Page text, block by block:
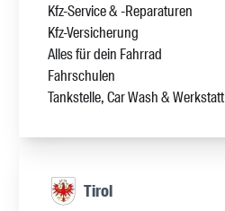
Kfz-Service & -Reparaturen
Kfz-Versicherung
Alles für dein Fahrrad
Fahrschulen
Tankstelle, Car Wash & Werkstatt
Tirol